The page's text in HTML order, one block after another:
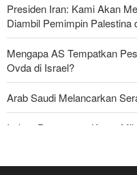
Presiden Iran: Kami Akan
Diambil Pemimpin Palestina
Mengapa AS Tempatkan
Ovda di Israel?
Arab Saudi Melancarkan
Imbas Pernyataan Kasar